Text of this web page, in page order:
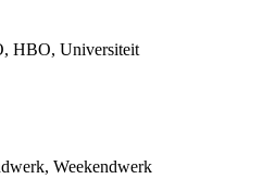
HBO, Universiteit
Weekendwerk